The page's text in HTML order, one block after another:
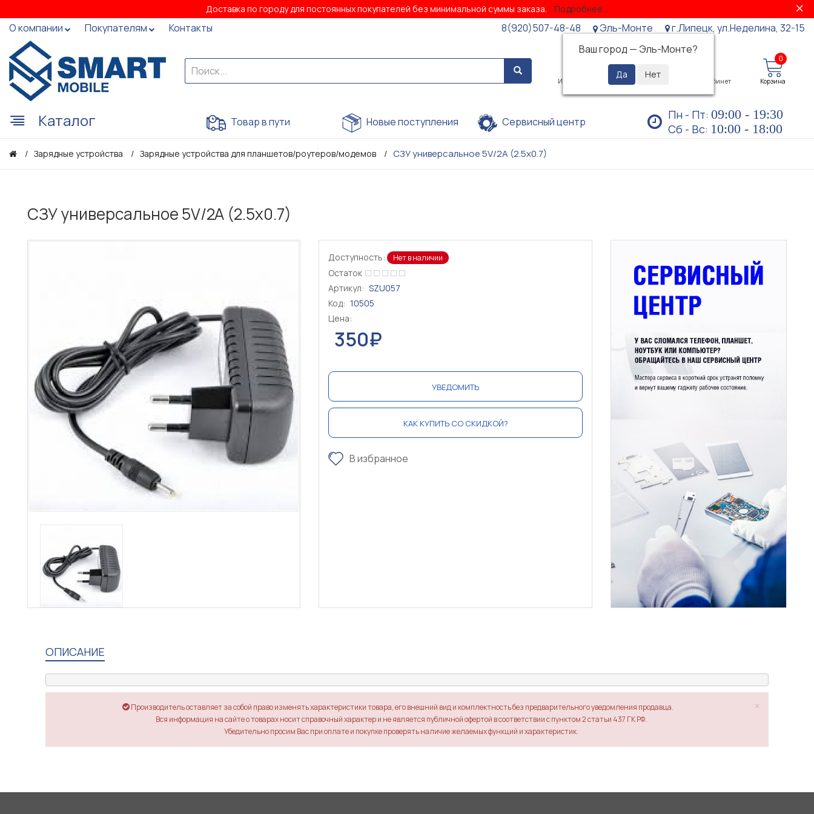
Доставка по городу для постоянных покупателей без минимальной суммы заказа. Подробнее...
О компании Покупателям Контакты 8(920)507-48-48
Эль-Монте
Ваш город — Эль-Монте?
г.Липецк, ул.Неделина, 32-15
Избранное Просмотренные Личный кабинет
0
Корзина
Каталог Товар в пути Новые поступления Сервисный центр Пн - Пт: 09:00 - 19:30
Сб - Вс: 10:00 - 18:00
Зарядные устройства Зарядные устройства для планшетов/роутеров/модемов СЗУ универсальное 5V/2A (2.5x0.7)
СЗУ универсальное 5V/2A (2.5x0.7)
Доступность: Нет в наличии
Остаток
Артикул: SZU057
Код: 10505
Цена:
350₽
УВЕДОМИТЬ
КАК КУПИТЬ СО СКИДКОЙ?
В избранное
ОПИСАНИЕ
×
Производитель оставляет за собой право изменять характеристики товара, его внешний вид и комплектность без предварительного уведомления продавца.
Вся информация на сайте о товарах носит справочный характер и не является публичной офертой в соответствии с пунктом 2 статьи 437 ГК РФ.
Убедительно просим Вас при оплате и покупке проверять наличие желаемых функций и характеристик.